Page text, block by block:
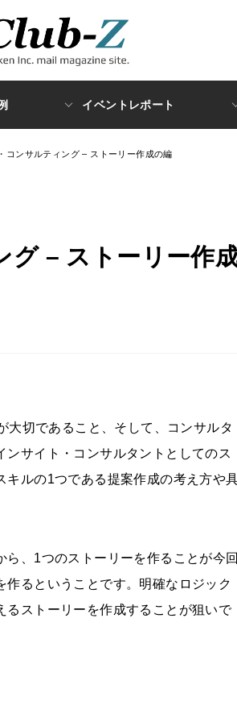
イベントレポート
ンサルティング – ストーリー作成の編
– ストーリー作
大切であること、そして、コンサルタ
ンサイト・コンサルタントとしてのス
キルの1つである提案作成の考え方や
ら、1つのストーリーを作ることが今
るということです。明確なロジック
るストーリーを作成することが狙いで